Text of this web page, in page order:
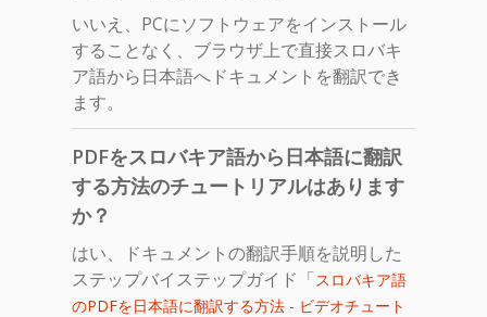
いいえ、PCにソフトウェアをインストール
することなく、ブラウザ上で直接スロバキ
ア語から日本語へドキュメントを翻訳でき
ます。
PDFをスロバキア語から日本語に翻訳
する方法のチュートリアルはあります
か？
はい、ドキュメントの翻訳手順を説明した
ステップバイステップガイド「スロバキア語
のPDFを日本語に翻訳する方法 - ビデオチュート